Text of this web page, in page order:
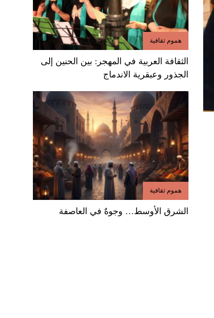
هموم ثقافية
الثقافة العربية في المهجر: بين الحنين إلى
الجذور وعبقرية الاندماج
هموم ثقافية
الشرق الأوسط… وجوهٌ في العاصفة